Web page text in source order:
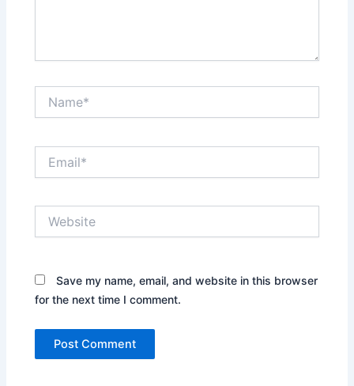
Save my name, email, and website in this browser
for the next time I comment.